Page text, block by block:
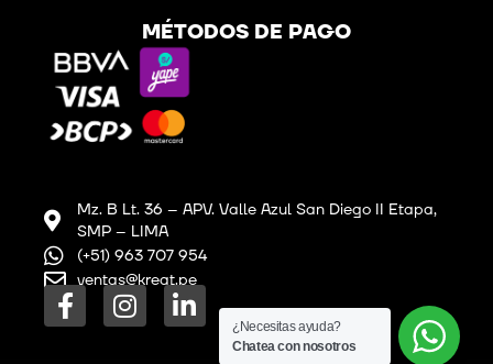
MÉTODOS DE PAGO
Mz. B Lt. 36 – APV. Valle Azul San Diego II Etapa,
SMP – LIMA
(+51) 963 707 954
ventas@kreat.pe
F
a
I
n
L
i
¿Necesitas ayuda?
Chatea con nosotros